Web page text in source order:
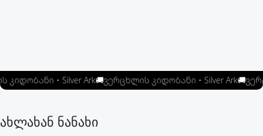
• Silver Ark🚚ვერცხლის კიდობანი • Silver Ark🚚
ახლახან ნანახი